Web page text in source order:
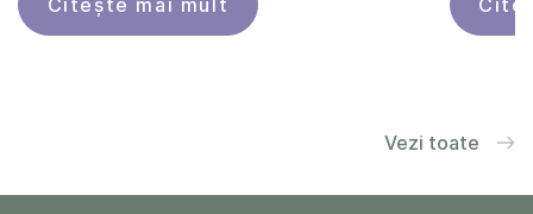
Citește mai mult
Vezi toate